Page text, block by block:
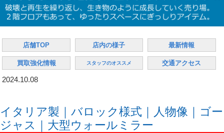
店舗TOP 店内の様子 最新情報
買取強化情報 スタッフのオススメ 交通アクセス
2024.10.08
イタリア製｜バロック様式｜人物像｜ゴー
ジャス｜大型ウォールミラー